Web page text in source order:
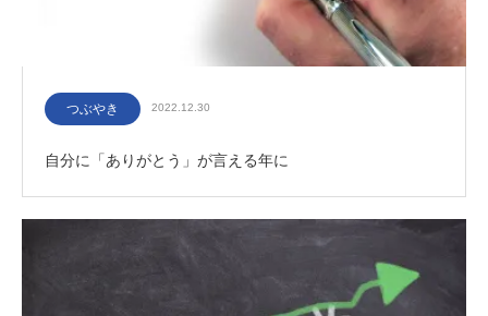
つぶやき 2022.12.30
自分に「ありがとう」が言える年に